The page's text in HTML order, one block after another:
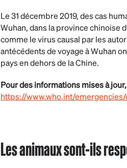
Le 31 décembre 2019, des cas
Wuhan, dans la province chinoise
comme le virus causal par les
antécédents de voyage à Wuhan
pays en dehors de la Chine.
Pour des informations mises à
https://www.who.int/
Les animaux sont-ils